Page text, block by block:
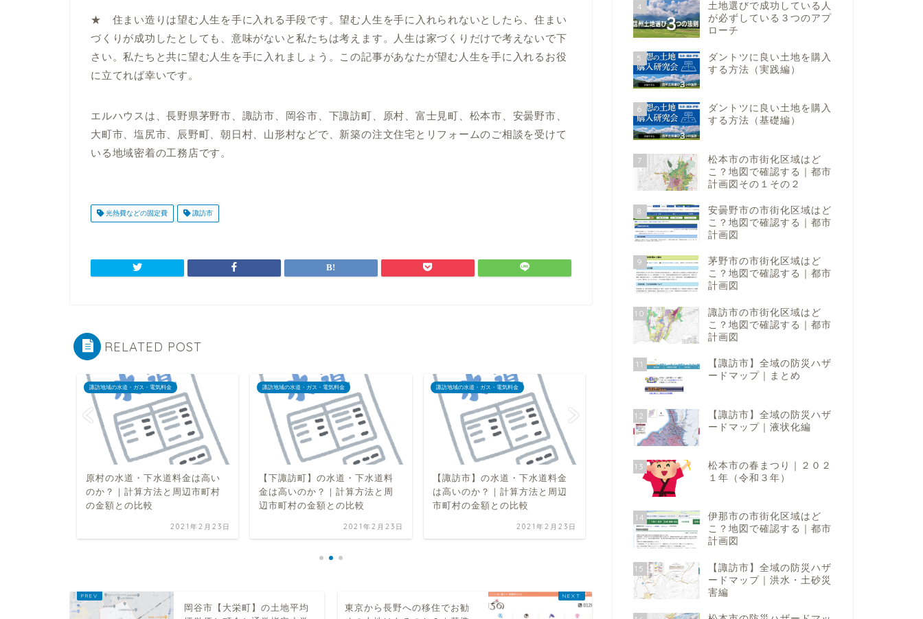
★ 住まい造りは望む人生を手に入れる手段です。望む人生を手に入れられないとしたら、住まい
づくりが成功したとしても、意味がないと私たちは考えます。人生は家づくりだけで考えないで下
さい。私たちと共に望む人生を手に入れましょう。この記事があなたが望む人生を手に入れるお役
に立てれば幸いです。
エルハウスは、長野県茅野市、諏訪市、岡谷市、下諏訪町、原村、富士見町、松本市、安曇野市、
大町市、塩尻市、辰野町、朝日村、山形村などで、新築の注文住宅とリフォームのご相談を受けて
いる地域密着の工務店です。
光熱費などの固定費 諏訪市
RELATED POST
諏訪地域の水道・ガス・電気料金
原村の水道・下水道料金は高い
のか？｜計算方法と周辺市町村
の金額との比較
2021年2月23日
諏訪地域の水道・ガス・電気料金
【下諏訪町】の水道・下水道料
金は高いのか？｜計算方法と周
辺市町村の金額との比較
2021年2月23日
諏訪地域の水道・ガス・電気料金
【諏訪市】の水道・下水道料金
は高いのか？｜計算方法と周辺
市町村の金額との比較
2021年2月23日
諏訪地域の水道・ガス・電気料金
原村の水道・下水道料金は高い
のか？｜計算方法と周辺市町村
2021年2月23日
【下諏訪町】の水道・下水道料
岡谷市【大栄町】の土地平均
東京から長野への移住でお勧
4
土地選びで成功している人
が必ずしている３つのアプ
ローチ
5
ダントツに良い土地を購入
する方法（実践編）
6
ダントツに良い土地を購入
する方法（基礎編）
7
松本市の市街化区域はど
こ？地図で確認する｜都市
計画図その１その２
8
安曇野市の市街化区域はど
こ？地図で確認する｜都市
計画図
9
茅野市の市街化区域はど
こ？地図で確認する｜都市
計画図
10
諏訪市の市街化区域はど
こ？地図で確認する｜都市
計画図
11
【諏訪市】全域の防災ハザ
ードマップ｜まとめ
12
【諏訪市】全域の防災ハザ
ードマップ｜液状化編
13
松本市の春まつり｜２０２
１年（令和３年）
14
伊那市の市街化区域はど
こ？地図で確認する｜都市
計画図
15
【諏訪市】全域の防災ハザ
ードマップ｜洪水・土砂災
害編